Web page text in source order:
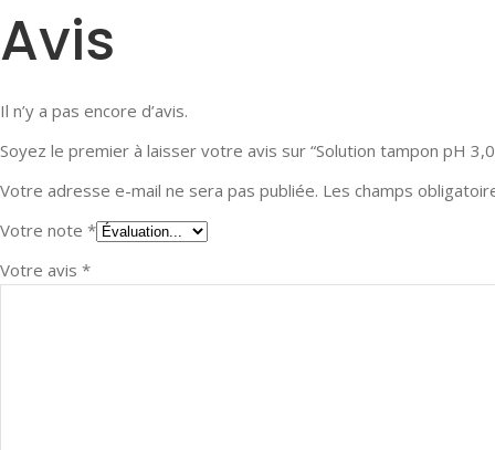
Avis
Il n’y a pas encore d’avis.
Soyez le premier à laisser votre avis sur “Solution tampon pH
Votre adresse e-mail ne sera pas publiée. Les champs
Votre note *
Votre avis *